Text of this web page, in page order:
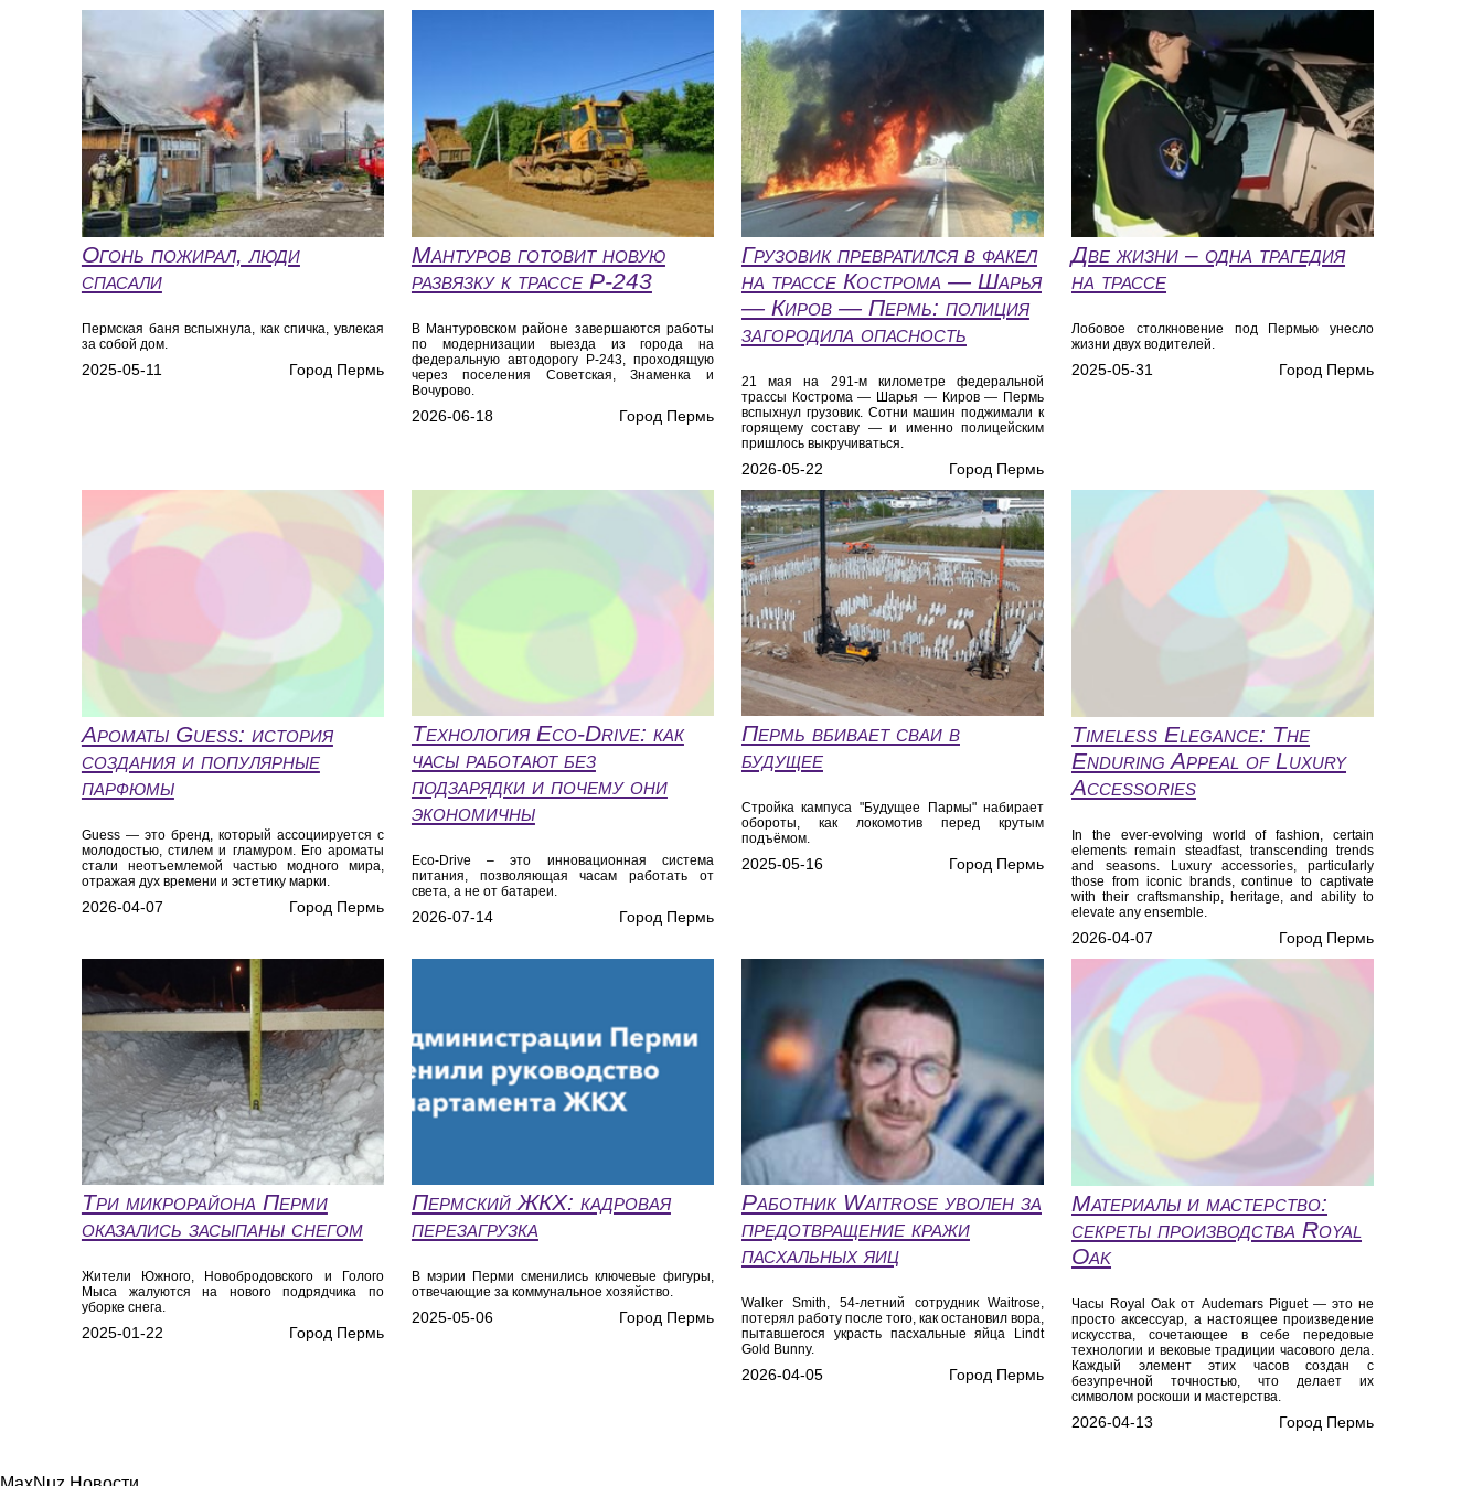
Огонь пожирал, люди
спасали
Пермская баня вспыхнула, как спичка, увлекая
за собой дом.
2025-05-11 Город Пермь
Мантуров готовит новую
развязку к трассе Р‑243
В Мантуровском районе завершаются работы
по модернизации выезда из города на
федеральную автодорогу Р‑243, проходящую
через поселения Советская, Знаменка и
Вочурово.
2026-06-18 Город Пермь
Грузовик превратился в факел
на трассе Кострома — Шарья
— Киров — Пермь: полиция
загородила опасность
21 мая на 291-м километре федеральной
трассы Кострома — Шарья — Киров — Пермь
вспыхнул грузовик. Сотни машин поджимали к
горящему составу — и именно полицейским
пришлось выкручиваться.
2026-05-22 Город Пермь
Две жизни – одна трагедия
на трассе
Лобовое столкновение под Пермью унесло
жизни двух водителей.
2025-05-31 Город Пермь
Ароматы Guess: история
создания и популярные
парфюмы
Guess — это бренд, который ассоциируется с
молодостью, стилем и гламуром. Его ароматы
стали неотъемлемой частью модного мира,
отражая дух времени и эстетику марки.
2026-04-07 Город Пермь
Технология Eco‑Drive: как
часы работают без
подзарядки и почему они
экономичны
Eco‑Drive – это инновационная система
питания, позволяющая часам работать от
света, а не от батареи.
2026-07-14 Город Пермь
Пермь вбивает сваи в
будущее
Стройка кампуса "Будущее Пармы" набирает
обороты, как локомотив перед крутым
подъёмом.
2025-05-16 Город Пермь
Timeless Elegance: The
Enduring Appeal of Luxury
Accessories
In the ever-evolving world of fashion, certain
elements remain steadfast, transcending trends
and seasons. Luxury accessories, particularly
those from iconic brands, continue to captivate
with their craftsmanship, heritage, and ability to
elevate any ensemble.
2026-04-07 Город Пермь
Три микрорайона Перми
оказались засыпаны снегом
Жители Южного, Новобродовского и Голого
Мыса жалуются на нового подрядчика по
уборке снега.
2025-01-22 Город Пермь
Пермский ЖКХ: кадровая
перезагрузка
В мэрии Перми сменились ключевые фигуры,
отвечающие за коммунальное хозяйство.
2025-05-06 Город Пермь
Работник Waitrose уволен за
предотвращение кражи
пасхальных яиц
Walker Smith, 54-летний сотрудник Waitrose,
потерял работу после того, как остановил вора,
пытавшегося украсть пасхальные яйца Lindt
Gold Bunny.
2026-04-05 Город Пермь
Материалы и мастерство:
секреты производства Royal
Oak
Часы Royal Oak от Audemars Piguet — это не
просто аксессуар, а настоящее произведение
искусства, сочетающее в себе передовые
технологии и вековые традиции часового дела.
Каждый элемент этих часов создан с
безупречной точностью, что делает их
символом роскоши и мастерства.
2026-04-13 Город Пермь